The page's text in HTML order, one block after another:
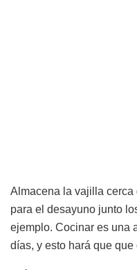
Almacena la vajilla
para el desayuno junto
ejemplo. Cocinar es una
días, y esto hará que